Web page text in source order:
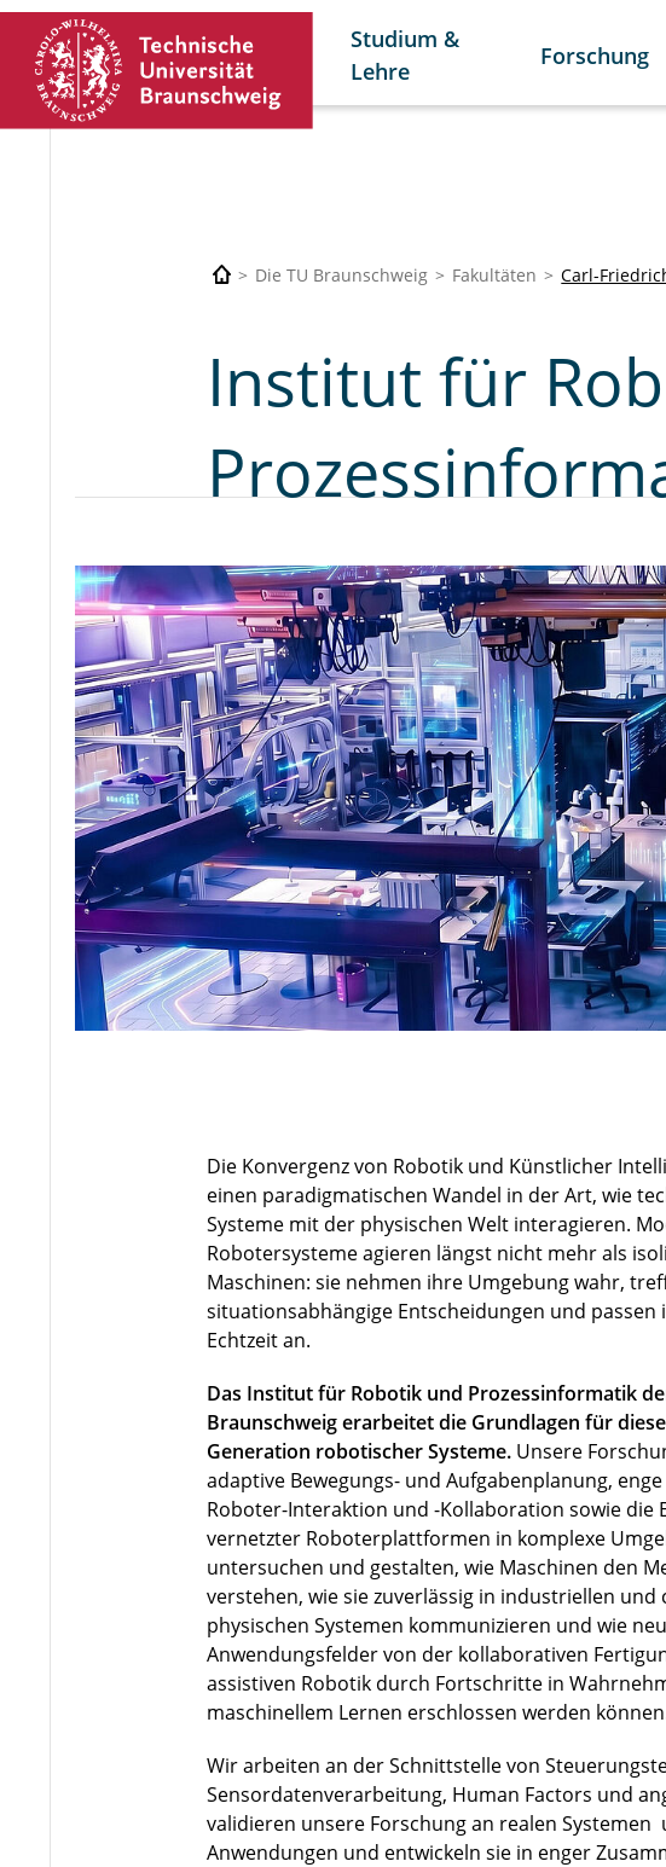
Studium &
Lehre
Forschung
Die TU Braunschweig Fakultäten Carl-
Institut für
Die Konvergenz von Robotik und Künstlicher
einen paradigmatischen Wandel in der Art, wie
Systeme mit der physischen Welt interagieren.
Robotersysteme agieren längst nicht mehr als
Maschinen: sie nehmen ihre Umgebung wahr,
situationsabhängige Entscheidungen und passen
Echtzeit an.
Das Institut für Robotik und Prozessinformatik
Braunschweig erarbeitet die Grundlagen für
Generation robotischer Systeme.Unsere
adaptive Bewegungs- und Aufgabenplanung,
Roboter-Interaktion und -Kollaboration sowie die
vernetzter Roboterplattformen in komplexe
untersuchen und gestalten, wie Maschinen den
verstehen, wie sie zuverlässig in industriellen und
physischen Systemen kommunizieren und wie
Anwendungsfelder von der kollaborativen
assistiven Robotik durch Fortschritte in
maschinellem Lernen erschlossen werden
Wir arbeiten an der Schnittstelle von
Sensordatenverarbeitung, Human Factors und
validieren unsere Forschung an realen Systemen
Anwendungen und entwickeln sie in enger